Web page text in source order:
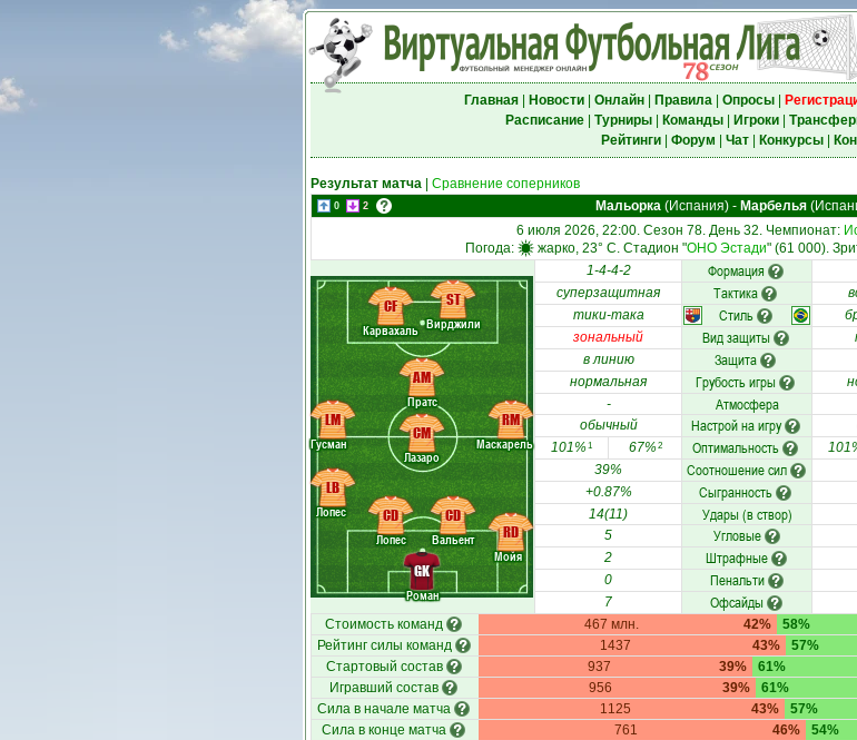
Главная| Новости| Онлайн| Правила| Опросы|
Расписание| Турниры| Команды| Игроки|
Рейтинги| Форум Чат| Конкурсы|
Результат матча Сравнение соперников
0 2 Мальорка(Испания)- Марбелья
6 июля 2026, 22:00. Сезон 78. День 32. Чемпионат:
Погода:
жарко, 23° C. Стадион "ОНО Эстади" (61 000).
Роман
Лопес
Лопес
Вальент
Мойя
Гусман
Лазаро
Пратс
Маскарель
Карвахаль Вирджили
GK
LB
CD
CD
RD
LM
CM
AM
RM
CF ST
1-4-4-2 Формация
суперзащитная Тактика
тики-така
Стиль
зональный
Вид защиты
в линию
Защита
нормальная
Грубость игры
-
Атмосфера
обычный
Настрой на игру
101%1 67%2 Оптимальность
39% Соотношение сил
+0.87%
Сыгранность
14(11)
Удары (в створ)
5
Угловые
2
Штрафные
0
Пенальти
7
Офсайды
Стоимость команд
467 млн. 42%
58%
Рейтинг силы команд
1437 43%
57%
Стартовый состав
937 39%
61%
Игравший состав
956 39%
61%
Сила в начале матча
1125 43%
57%
Сила в конце матча
761 46%
54%